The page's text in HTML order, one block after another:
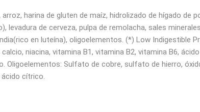
harina de gluten de maíz, hidrolizado de hígado
levadura de cerveza, pulpa de remolacha, sales
en luteína), oligoelementos. (*) Low Indigestible
niacina, vitamina B1, vitamina B2, vitamina B6,
Sulfato de cobre, sulfato de hierro,
cítrico.